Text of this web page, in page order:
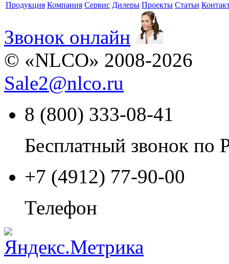
Продукция Компания Сервис Дилеры Проекты Статьи
Звонок онлайн
© «NLCO» 2008-2026
Sale2@nlco.ru
8 (800) 333-08-41
Бесплатный звонок по
+7 (4912) 77-90-00
Телефон